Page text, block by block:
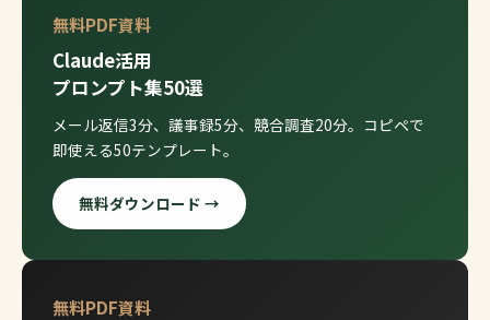
無料PDF資料
Claude活用
プロンプト集50選
メール返信3分、議事録5分、競合調査20分。コピペで
即使える50テンプレート。
無料ダウンロード →
無料PDF資料